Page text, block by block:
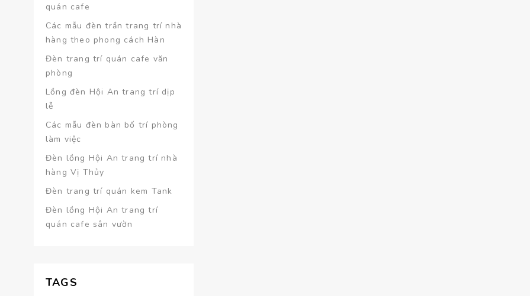
quán cafe
Các mẫu đèn trần trang trí nhà
hàng theo phong cách Hàn
Đèn trang trí quán cafe văn
phòng
Lồng đèn Hội An trang trí dịp
lễ
Các mẫu đèn bàn bố trí phòng
làm việc
Đèn lồng Hội An trang trí nhà
hàng Vị Thủy
Đèn trang trí quán kem Tank
Đèn lồng Hội An trang trí
quán cafe sân vườn
TAGS